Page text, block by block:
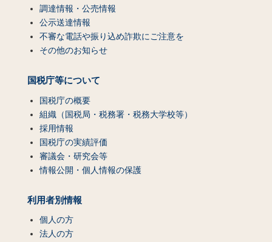
調達情報・公売情報
公示送達情報
不審な電話や振り込め詐欺にご注意を
その他のお知らせ
国税庁等について
国税庁の概要
組織（国税局・税務署・税務大学校等）
採用情報
国税庁の実績評価
審議会・研究会等
情報公開・個人情報の保護
利用者別情報
個人の方
法人の方